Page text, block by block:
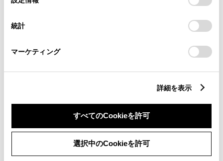
意したことになります。Cookie(クッキー)のオプトアウト、
設定の変更、同意を撤回したりするにあたっては、当社の
「Cookie（クッキー）情報の取り扱いについて
」をご覧くだ
統計
マーケティング
詳細を表示
すべてのCookieを許可
選択中のCookieを許可
い。
チャットでのお問い合わせはお待たせ
時間が少なくご案内が可能です。